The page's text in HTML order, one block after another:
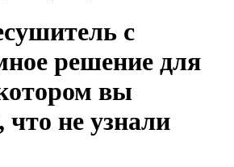
с
решение для
вы
что не узнали